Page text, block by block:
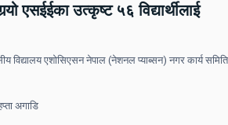
एसईईका उत्कृष्ट ५६ विद्यार्थीलाई
विद्यालय एशोसिएसन नेपाल (नेशनल प्याब्सन) नगर कार्य समिति
अगाडि